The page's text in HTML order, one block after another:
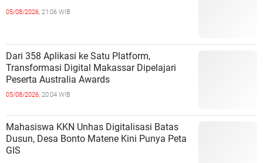
05/08/2026, 21:06 WIB
Dari 358 Aplikasi ke Satu Platform,
Transformasi Digital Makassar Dipelajari
Peserta Australia Awards
05/08/2026, 20:04 WIB
Mahasiswa KKN Unhas Digitalisasi Batas
Dusun, Desa Bonto Matene Kini Punya Peta
GIS